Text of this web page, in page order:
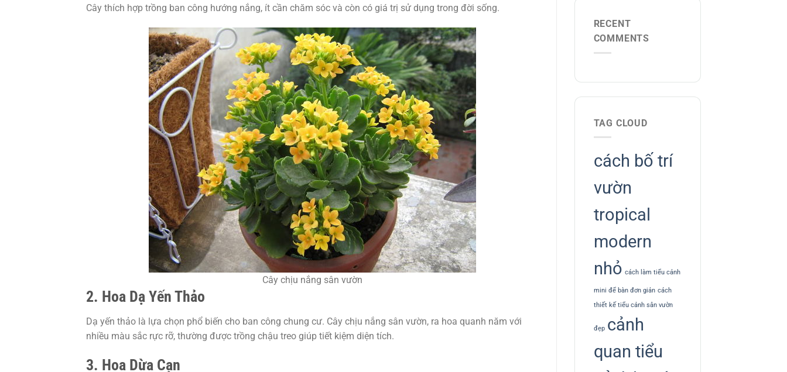
Cây thích hợp trồng ban công hướng nắng, ít cần chăm sóc và còn có giá trị sử dụng trong đời sống.
Cây chịu nắng sân vườn
2. Hoa Dạ Yến Thảo
Dạ yến thảo là lựa chọn phổ biến cho ban công chung cư. Cây chịu nắng sân vườn, ra hoa quanh năm với
nhiều màu sắc rực rỡ, thường được trồng chậu treo giúp tiết kiệm diện tích.
3. Hoa Dừa Cạn
RECENT
COMMENTS
TAG CLOUD
cách bố trí
vườn
tropical
modern
nhỏ cách làm tiểu cảnh
mini để bàn đơn giản cách
thiết kế tiểu cảnh sân vườn
đẹp cảnh
quan tiểu